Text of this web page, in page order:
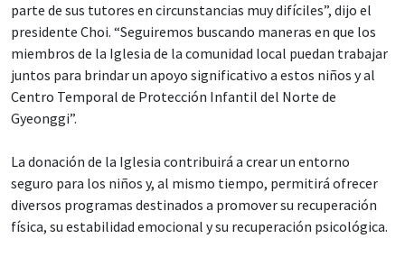
parte de sus tutores en circunstancias muy difíciles”, dijo el
presidente Choi. “Seguiremos buscando maneras en que los
miembros de la Iglesia de la comunidad local puedan trabajar
juntos para brindar un apoyo significativo a estos niños y al
Centro Temporal de Protección Infantil del Norte de
Gyeonggi”.
La donación de la Iglesia contribuirá a crear un entorno
seguro para los niños y, al mismo tiempo, permitirá ofrecer
diversos programas destinados a promover su recuperación
física, su estabilidad emocional y su recuperación psicológica.